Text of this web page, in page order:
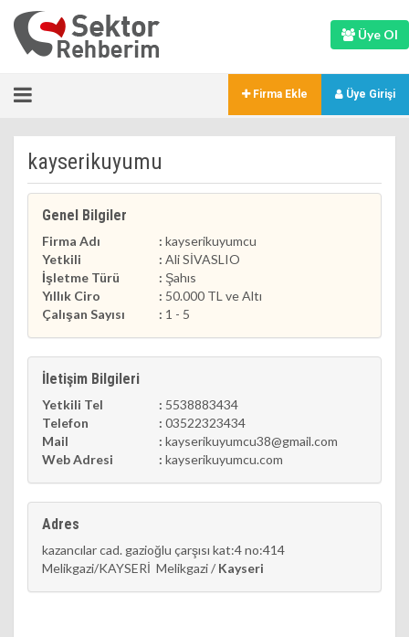
Üye Ol
Üye Girişi
Firma Ekle
kayserikuyumu
Genel Bilgiler
Firma Adı : kayserikuyumcu
Yetkili
: Ali SİVASLIO
İşletme Türü
: Şahıs
Yıllık Ciro
: 50.000 TL ve Altı
Çalışan Sayısı
: 1 - 5
İletişim Bilgileri
Yetkili Tel : 5538883434
Telefon
: 03522323434
Mail
: kayserikuyumcu38@gmail.com
Web Adresi
: kayserikuyumcu.com
Adres
kazancılar cad. gazioğlu çarşısı kat:4 no:414
Melikgazi/KAYSERİ Melikgazi / Kayseri